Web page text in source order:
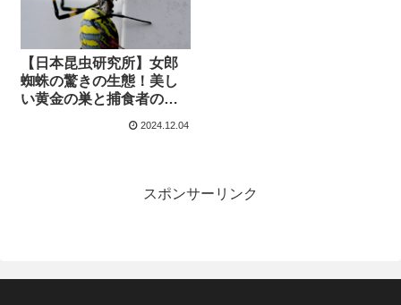
【日本昆虫研究所】女郎
蜘蛛の驚きの生態！美し
い黄金の巣と捕食者の素
2024.12.04
スポンサーリンク